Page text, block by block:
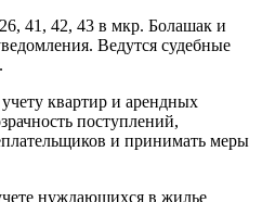
41, 42, 43 в мкр. Болашак и
Ведутся судебные
квартир и арендных
поступлений,
и принимать меры
нуждающихся в жилье